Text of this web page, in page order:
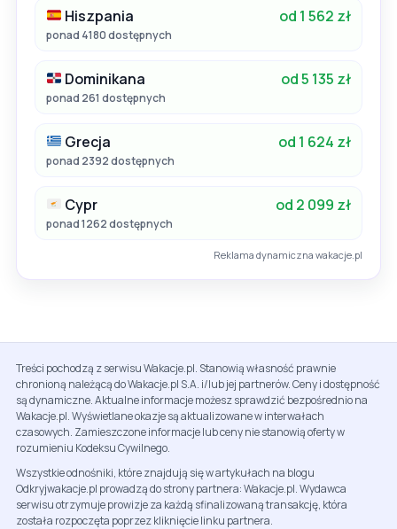
Hiszpania od 1 562 zł
ponad 4180 dostępnych
Dominikana od 5 135 zł
ponad 261 dostępnych
Grecja od 1 624 zł
ponad 2392 dostępnych
Cypr od 2 099 zł
ponad 1262 dostępnych
Reklama dynamiczna wakacje.pl
Treści pochodzą z serwisu Wakacje.pl. Stanowią własność prawnie
chronioną należącą do Wakacje.pl S.A. i/lub jej partnerów. Ceny i dostępność
są dynamiczne. Aktualne informacje możesz sprawdzić bezpośrednio na
Wakacje.pl. Wyświetlane okazje są aktualizowane w interwałach
czasowych. Zamieszczone informacje lub ceny nie stanowią oferty w
rozumieniu Kodeksu Cywilnego.
Wszystkie odnośniki, które znajdują się w artykułach na blogu
Odkryjwakacje.pl prowadzą do strony partnera: Wakacje.pl. Wydawca
serwisu otrzymuje prowizje za każdą sfinalizowaną transakcję, która
została rozpoczęta poprzez kliknięcie linku partnera.